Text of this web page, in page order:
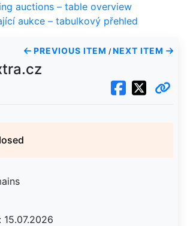
auctions – table overview
aukce – tabulkový přehled
PREVIOUS ITEM / NEXT ITEM